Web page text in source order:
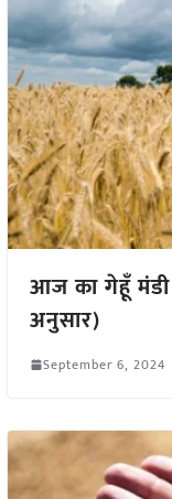
आज का गेहूँ
अनुसार)
September 6, 2024